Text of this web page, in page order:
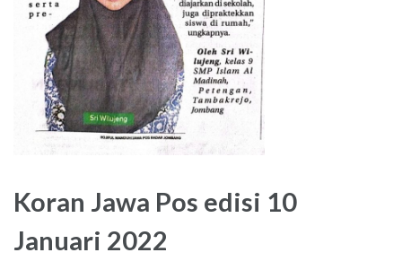
Koran Jawa Pos edisi 10
Januari 2022